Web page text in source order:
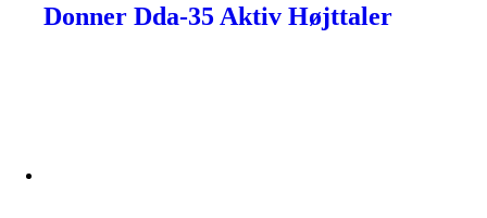
Donner Dda-35 Aktiv Højttaler